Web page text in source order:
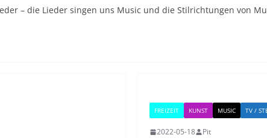
– die Lieder singen uns Music und die Stilrichtungen von
FREIZEIT KUNST MUSIC TV /
2022-05-18 Pit